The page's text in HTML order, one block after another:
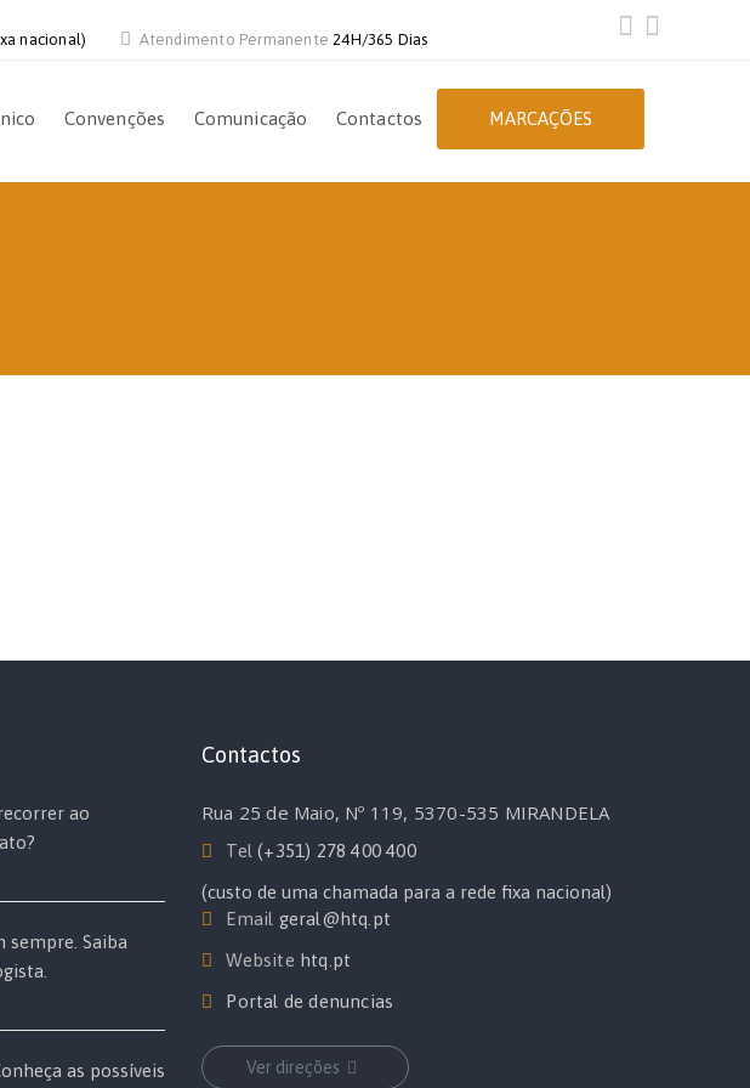
nacional) Atendimento Permanente24H/365 Dias
Convenções Comunicação Contactos MARCAÇÕES
ao
sempre. Saiba
as possíveis
Contactos
Rua 25 de Maio, Nº 119, 5370-535 MIRANDELA
Tel(+351) 278 400 400
(custo de uma chamada para a rede fixa nacional)
Email geral@htq.pt
Website htq.pt
Portal de denuncias
Ver direções